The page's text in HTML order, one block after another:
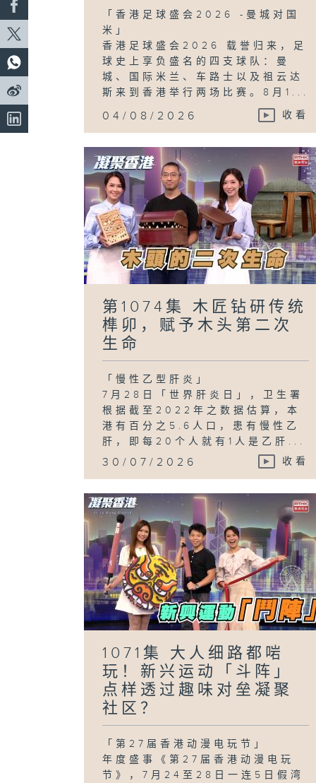
「香港足球盛会2026 -曼城对国
米」
香港足球盛会2026 载誉归来，足
球史上享负盛名的四支球队：曼
城、国际米兰、车路士以及祖云达
斯来到香港举行两场比赛。8月1...
04/08/2026 收看
第1074集 木匠钻研传统
榫卯，赋予木头第二次
生命
「慢性乙型肝炎」
7月28日「世界肝炎日」，卫生署
根据截至2022年之数据估算，本
港有百分之5.6人口，患有慢性乙
肝，即每20个人就有1人是乙肝...
30/07/2026 收看
1071集 大人细路都啱
玩！新兴运动「斗阵」
点样透过趣味对垒凝聚
社区？
「第27届香港动漫电玩节」
年度盛事《第27届香港动漫电玩
节》，7月24至28日一连5日假湾